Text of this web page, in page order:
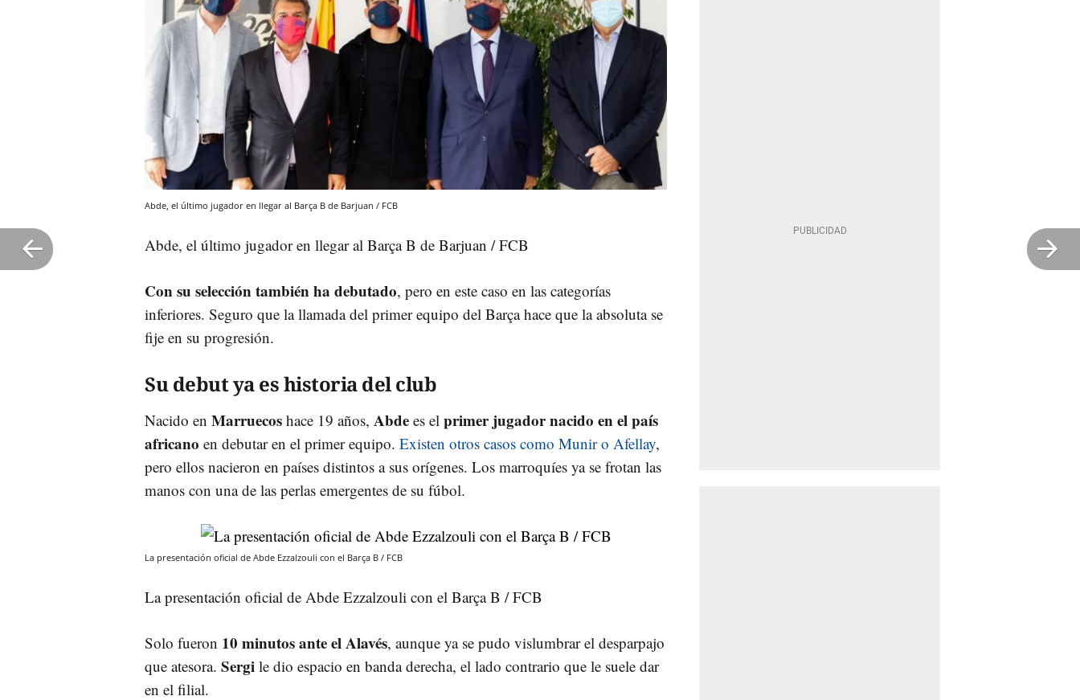
Abde, el último jugador en llegar al Barça B de Barjuan / FCB
Abde, el último jugador en llegar al Barça B de Barjuan / FCB
Con su selección también ha debutado, pero en este caso en las categorías
inferiores. Seguro que la llamada del primer equipo del Barça hace que la absoluta se
fije en su progresión.
Su debut ya es historia del club
Nacido en Marruecos hace 19 años, Abde es el primer jugador nacido en el país
africano en debutar en el primer equipo. Existen otros casos como Munir o Afellay,
pero ellos nacieron en países distintos a sus orígenes. Los marroquíes ya se frotan las
manos con una de las perlas emergentes de su fúbol.
La presentación oficial de Abde Ezzalzouli con el Barça B / FCB
La presentación oficial de Abde Ezzalzouli con el Barça B / FCB
Solo fueron 10 minutos ante el Alavés, aunque ya se pudo vislumbrar el desparpajo
que atesora. Sergi le dio espacio en banda derecha, el lado contrario que le suele dar
en el filial.